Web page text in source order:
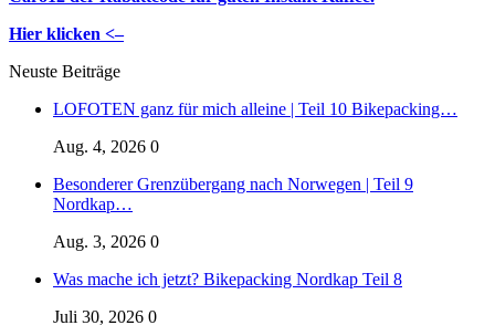
Hier klicken <–
Neuste Beiträge
LOFOTEN ganz für mich alleine | Teil 10 Bikepacking…
Aug. 4, 2026 0
Besonderer Grenzübergang nach Norwegen | Teil 9
Nordkap…
Aug. 3, 2026 0
Was mache ich jetzt? Bikepacking Nordkap Teil 8
Juli 30, 2026 0